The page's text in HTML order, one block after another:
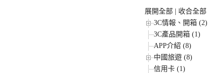
展開全部
收合全部
3C情報、開箱 (2)
3C產品開箱 (1)
APP介紹 (8)
中國旅遊 (8)
信用卡 (1)